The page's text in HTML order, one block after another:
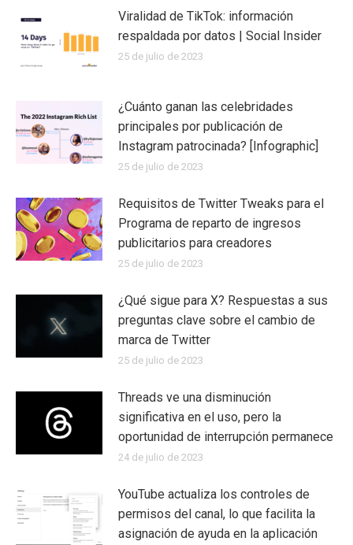
Viralidad de TikTok: información
respaldada por datos | Social Insider
25 de julio de 2023
¿Cuánto ganan las celebridades
principales por publicación de
Instagram patrocinada? [Infographic]
25 de julio de 2023
Requisitos de Twitter Tweaks para el
Programa de reparto de ingresos
publicitarios para creadores
25 de julio de 2023
¿Qué sigue para X? Respuestas a sus
preguntas clave sobre el cambio de
marca de Twitter
25 de julio de 2023
Threads ve una disminución
significativa en el uso, pero la
oportunidad de interrupción permanece
24 de julio de 2023
YouTube actualiza los controles de
permisos del canal, lo que facilita la
asignación de ayuda en la aplicación